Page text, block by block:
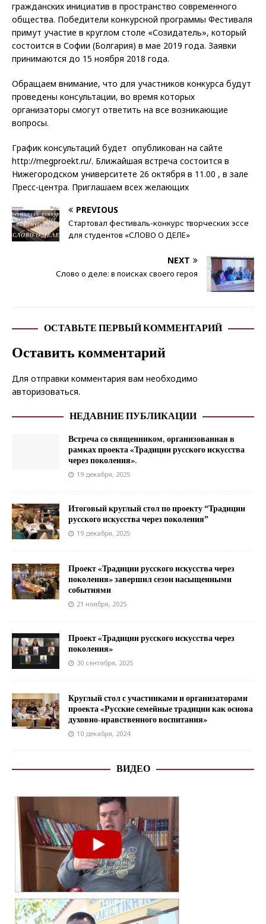
гражданских инициатив в пространство современного
общества. Победители конкурсной программы Фестиваля
примут участие в круглом столе «Созидатель», который
состоится в Софии (Болгария) в мае 2019 года. Заявки
принимаются до 15 ноября 2018 года.
Обращаем внимание, что для участников конкурса будут
проведены консультации, во время которых
организаторы смогут ответить на все возникающие
вопросы.
График консультаций будет опубликован на сайте
http://megproekt.ru/. Ближайшая встреча состоится в
Нижегородском университете 26 октября в 11.00 , в зале
Пресс-центра. Приглашаем всех желающих
PREVIOUS
Стартовал фестиваль-конкурс творческих эссе
для студентов «СЛОВО О ДЕЛЕ»
NEXT
Слово о деле: в поисках своего героя
ОСТАВЬТЕ ПЕРВЫЙ КОММЕНТАРИЙ
Оставить комментарий
Для отправки комментария вам необходимо
авторизоваться.
НЕДАВНИЕ ПУБЛИКАЦИИ
Встреча со священником, организованная в
рамках проекта «Традиции русского искусства
через поколения».
19 декабря, 2025
Итоговый круглый стол по проекту “Традиции
русского искусства через поколения”
19 декабря, 2025
Проект «Традиции русского искусства через
поколения» завершил сезон насыщенными
событиями
21 ноября, 2025
Проект «Традиции русского искусства через
поколения»
30 сентября, 2025
Круглый стол с участниками и организаторами
проекта «Русские семейные традиции как основа
духовно-нравственного воспитания»
10 декабря, 2024
ВИДЕО